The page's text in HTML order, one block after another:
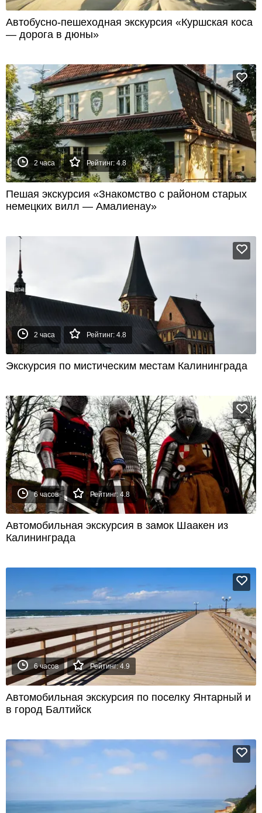
Автобусно-пешеходная экскурсия «Куршская коса
— дорога в дюны»
2 часа Рейтинг: 4.8
Пешая экскурсия «Знакомство с районом старых
немецких вилл — Амалиенау»
2 часа Рейтинг: 4.8
Экскурсия по мистическим местам Калининграда
6 часов Рейтинг: 4.8
Автомобильная экскурсия в замок Шаакен из
Калининграда
6 часов Рейтинг: 4.9
Автомобильная экскурсия по поселку Янтарный и
в город Балтийск